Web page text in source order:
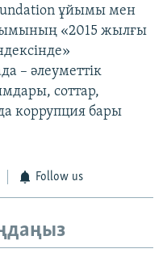
ұйымы мен
«2015 жылғы
– әлеуметтік
соттар,
коррупция бары
Follow us